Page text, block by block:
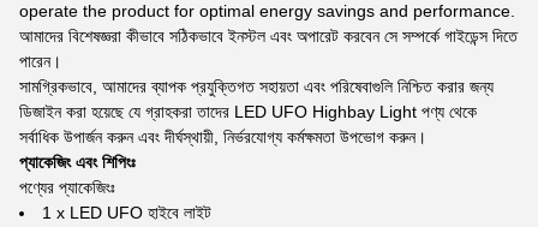
operate the product for optimal energy savings and performance.
আমাদের বিশেষজ্ঞরা কীভাবে সঠিকভাবে ইনস্টল এবং অপারেট করবেন সে সম্পর্কে গাইডেন্স দিতে
পারেন।
সামগ্রিকভাবে, আমাদের ব্যাপক প্রযুক্তিগত সহায়তা এবং পরিষেবাগুলি নিশ্চিত করার জন্য
ডিজাইন করা হয়েছে যে গ্রাহকরা তাদের LED UFO Highbay Light পণ্য থেকে
সর্বাধিক উপার্জন করুন এবং দীর্ঘস্থায়ী, নির্ভরযোগ্য কর্মক্ষমতা উপভোগ করুন।
প্যাকেজিং এবং শিপিংঃ
পণ্যের প্যাকেজিংঃ
1 x LED UFO হাইবে লাইট